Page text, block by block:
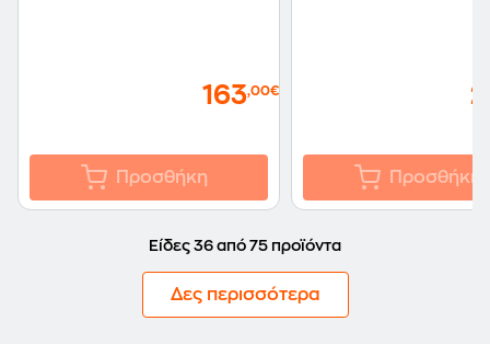
163,00€
Προσθήκη Προσθήκη
Είδες 36 από 75 προϊόντα
Δες περισσότερα